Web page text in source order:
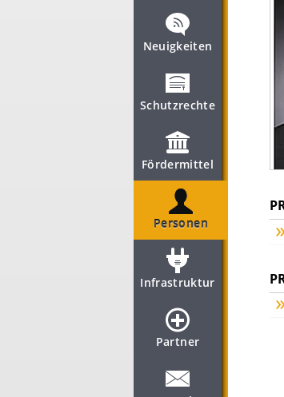
Neuigkeiten
Schutzrechte
Fördermittel
Personen
Infrastruktur
Partner